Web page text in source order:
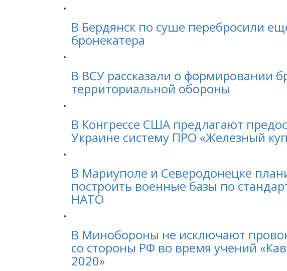
В Бердянск по суше перебросили
бронекатера
В ВСУ рассказали о формировании
территориальной обороны
В Конгрессе США предлагают
Украине систему ПРО «Железный
В Мариуполе и Северодонецке
построить военные базы по
НАТО
В Минобороны не исключают
со стороны РФ во время учений
2020»